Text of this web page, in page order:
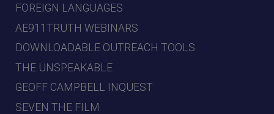
FOREIGN LANGUAGES
AE911TRUTH WEBINARS
DOWNLOADABLE OUTREACH TOOLS
THE UNSPEAKABLE
GEOFF CAMPBELL INQUEST
SEVEN THE FILM